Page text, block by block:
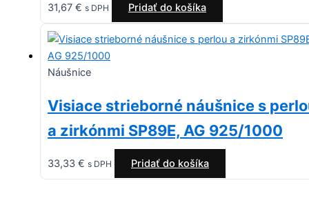
31,67 € s DPH Pridať do košíka
Náušnice
Visiace strieborné náušnice s
a zirkónmi SP89E, AG 925/1000
33,33 € s DPH Pridať do košíka